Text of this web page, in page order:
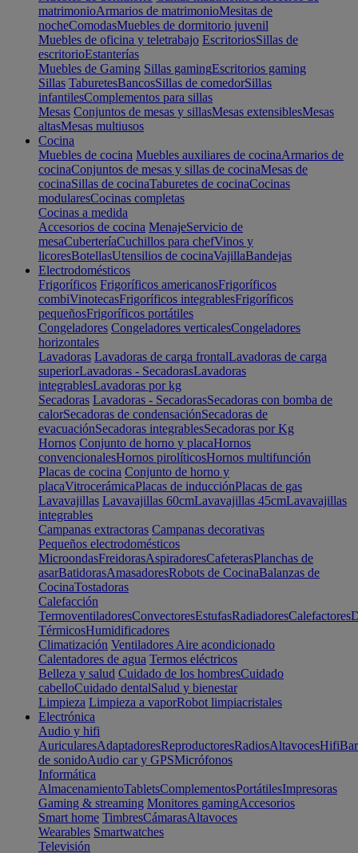
matrimonioArmarios de matrimonioMesitas de
nocheComodasMuebles de dormitorio juvenil
Muebles de oficina y teletrabajo EscritoriosSillas de
escritorioEstanterías
Muebles de Gaming Sillas gamingEscritorios gaming
Sillas TaburetesBancosSillas de comedorSillas
infantilesComplementos para sillas
Mesas Conjuntos de mesas y sillasMesas extensiblesMesas
altasMesas multiusos
Cocina
Muebles de cocina Muebles auxiliares de cocinaArmarios de
cocinaConjuntos de mesas y sillas de cocinaMesas de
cocinaSillas de cocinaTaburetes de cocinaCocinas
modularesCocinas completas
Cocinas a medida
Accesorios de cocina MenajeServicio de
mesaCuberteríaCuchillos para chefVinos y
licoresBotellasUtensilios de cocinaVajillaBandejas
Electrodomésticos
Frigoríficos Frigoríficos americanosFrigoríficos
combiVinotecasFrigoríficos integrablesFrigoríficos
pequeñosFrigoríficos portátiles
Congeladores Congeladores verticalesCongeladores
horizontales
Lavadoras Lavadoras de carga frontalLavadoras de carga
superiorLavadoras - SecadorasLavadoras
integrablesLavadoras por kg
Secadoras Lavadoras - SecadorasSecadoras con bomba de
calorSecadoras de condensaciónSecadoras de
evacuaciónSecadoras integrablesSecadoras por Kg
Hornos Conjunto de horno y placaHornos
convencionalesHornos pirolíticosHornos multifunción
Placas de cocina Conjunto de horno y
placaVitrocerámicaPlacas de inducciónPlacas de gas
Lavavajillas Lavavajillas 60cmLavavajillas 45cmLavavajillas
integrables
Campanas extractoras Campanas decorativas
Pequeños electrodomésticos
MicroondasFreidorasAspiradoresCafeterasPlanchas de
asarBatidorasAmasadoresRobots de CocinaBalanzas de
CocinaTostadoras
Calefacción
TermoventiladoresConvectoresEstufasRadiadoresCalefactores
TérmicosHumidificadores
Climatización Ventiladores Aire acondicionado
Calentadores de agua Termos eléctricos
Belleza y salud Cuidado de los hombresCuidado
cabelloCuidado dentalSalud y bienestar
Limpieza Limpieza a vaporRobot limpiacristales
Electrónica
Audio y hifi
AuricularesAdaptadoresReproductoresRadiosAltavocesHifi
de sonidoAudio car y GPSMicrófonos
Informática
AlmacenamientoTabletsComplementosPortátilesImpresoras
Gaming & streaming Monitores gamingAccesorios
Smart home TimbresCámarasAltavoces
Wearables Smartwatches
Televisión